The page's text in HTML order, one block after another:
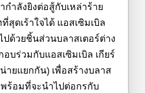
กำลังยิงต่อสู้กับเหล่าร้าย
สุดเร้าใจได้ แอสเซิมเบิล
ปด้วยชิ้นส่วนบลาสเตอร์ต่าง
บร่วมกับแอสเซิมเบิล เกียร์
ยแยกกัน) เพื่อสร้างบลาส
พร้อมที่จะนำไปต่อกรกับ